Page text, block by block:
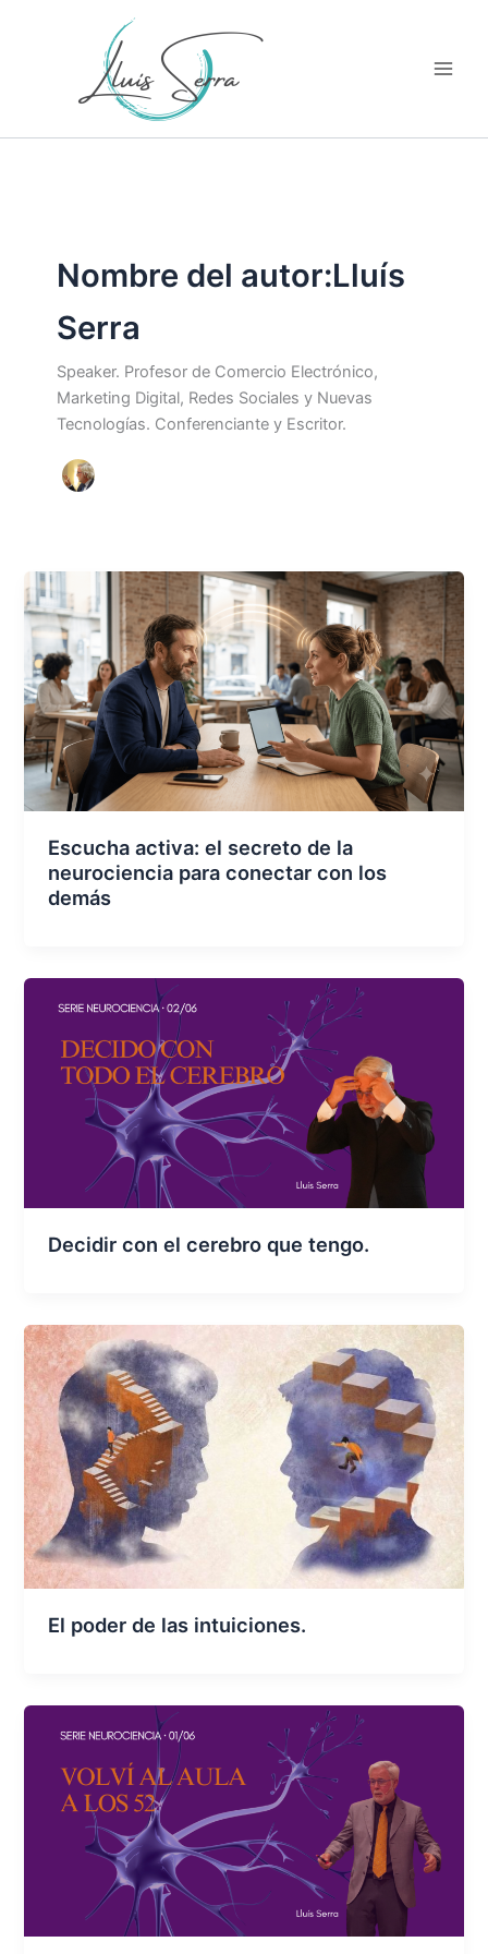
Nombre del autor:Lluís
Serra
Speaker. Profesor de Comercio Electrónico,
Marketing Digital, Redes Sociales y Nuevas
Tecnologías. Conferenciante y Escritor.
Escucha activa: el secreto de la
neurociencia para conectar con los
demás
Decidir con el cerebro que tengo.
El poder de las intuiciones.